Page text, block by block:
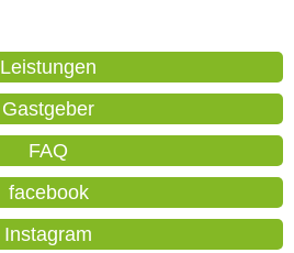
Leistungen
Gastgeber
FAQ
facebook
Instagram